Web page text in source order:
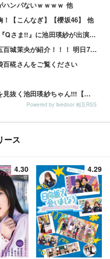
ハンパないｗｗｗｗ 他
！【こんなぎ】【櫻坂46】 他
出演者一覧にてれぱん！！！ 近々『Qさま!!』に池田瑛紗が出演する模様！【乃木坂46】
この夏食べたいひんやりゼリーを五百城茉央が紹介！！！ 明日7日の『めざましテレビ』見逃すな！【乃木坂46】
百椛さんをご覧ください
林瑠奈ちゃんの巧みな話術とそれを見抜く池田瑛紗ちゃん!!!【乃木坂46】
Powered by livedoor 相互RSS
ース
4.30 4.29